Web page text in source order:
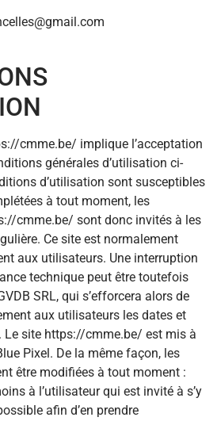
cmme.be/ implique l’acceptation
générales d’utilisation ci-
d’utilisation sont susceptibles
à tout moment, les
cmme.be/ sont donc invités à les
Ce site est normalement
aux utilisateurs. Une interruption
technique peut être toutefois
SRL, qui s’efforcera alors de
aux utilisateurs les dates et
Le site https://cmme.be/ est mis à
Pixel. De la même façon, les
être modifiées à tout moment :
à l’utilisateur qui est invité à s’y
afin d’en prendre